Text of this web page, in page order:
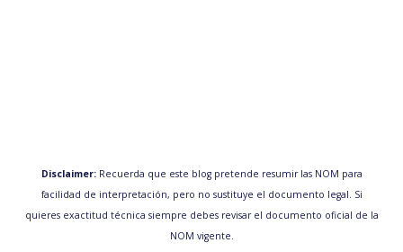
Disclaimer: Recuerda que este blog pretende resumir las NOM para
facilidad de interpretación, pero no sustituye el documento legal. Si
quieres exactitud técnica siempre debes revisar el documento oficial de la
NOM vigente.